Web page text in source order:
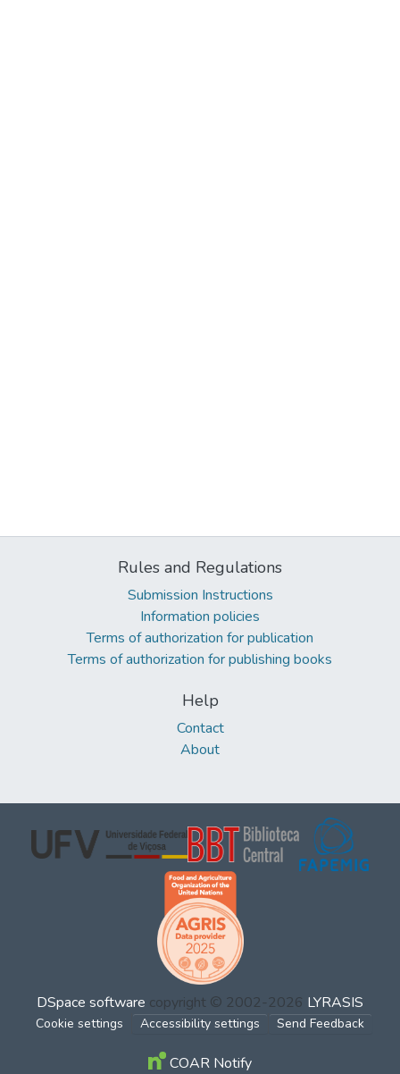
Rules and Regulations
Submission Instructions
Information policies
Terms of authorization for publication
Terms of authorization for publishing books
Help
Contact
About
DSpace software copyright © 2002-2026 LYRASIS
Cookie settings Accessibility settings Send Feedback
COAR Notify